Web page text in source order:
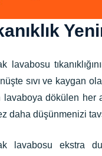
lavabosu
sıvı ve kaygan
lavaboya dökülen her
daha düşünmenizi
lavabosu ekstra